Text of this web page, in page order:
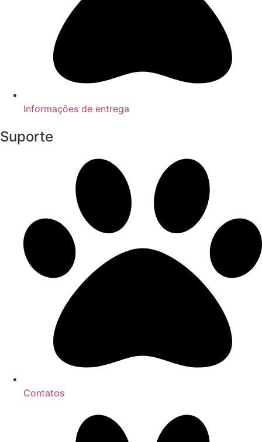
Informações de entrega
Suporte
Contatos